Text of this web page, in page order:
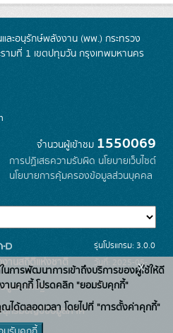
ะอนุรักษ์พลังงาน (พพ.) กระทรวง
ามที่ 1 เขตปทุมวัน กรุงเทพมหานคร
จำนวนผู้เข้าชม 1550069
การปฏิเสธความรับผิด นโยบายเว็บไซต์
นโยบายการคุ้มครองข้อมูลส่วนบุคคล
งานสถิติแห่งชาติ
มูลภาครัฐ
นุกรมบัญชีข้อมูลภาค
รุ่นโปรแกรม: 3.0.0
วันที่: 2025-05-
19
นการพัฒนาการเข้าถึงบริการของผู้ใช้ให้ดี
านคุกกี้ โปรดคลิก "ยอมรับคุกกี้"
ด้ตลอดเวลา โดยไปที่ "การตั้งค่าคุกกี้"
x